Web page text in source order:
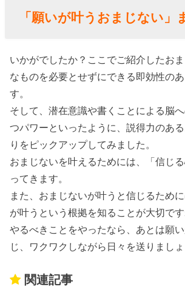
「願いが叶うおまじない」
いかがでしたか？ここでご紹介したお
なものを必要とせずにできる即効性の
す。
そして、潜在意識や書くことによる脳
つパワーといったように、説得力のあ
りをピックアップしてみました。
おまじないを叶えるためには、「信じ
ってきます。
また、おまじないが叶うと信じるため
が叶うという根拠を知ることが大切です
やるべきことをやったなら、あとは願
じ、ワクワクしながら日々を送りましょ
関連記事